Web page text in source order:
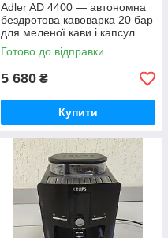
Adler AD 4400 — автономна
бездротова кавоварка 20 бар
для меленої кави і капсул
Готово до відправки
5 680 ₴
Купити